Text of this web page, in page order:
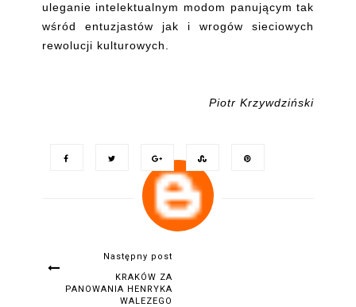
uleganie intelektualnym modom panującym tak
wśród entuzjastów jak i wrogów sieciowych
rewolucji kulturowych.
Piotr Krzywdziński
Następny post
KRAKÓW ZA
PANOWANIA HENRYKA
WALEZEGO